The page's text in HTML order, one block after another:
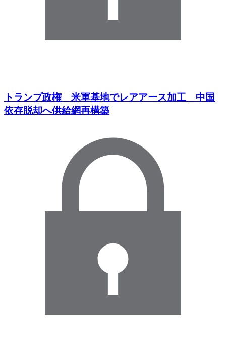
トランプ政権 米軍基地でレアアース加工 中国
依存脱却へ供給網再構築